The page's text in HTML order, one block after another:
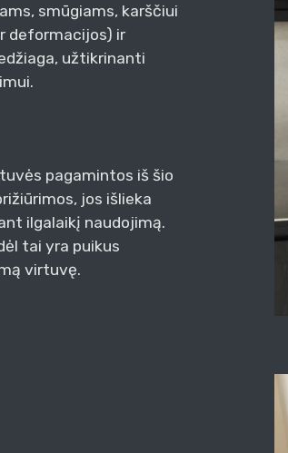
smūgiams, karščiui
deformacijos) ir
užtikrinanti
pagamintos iš šio
jos išlieka
ilgalaikį naudojimą.
tai yra puikus
virtuvę.